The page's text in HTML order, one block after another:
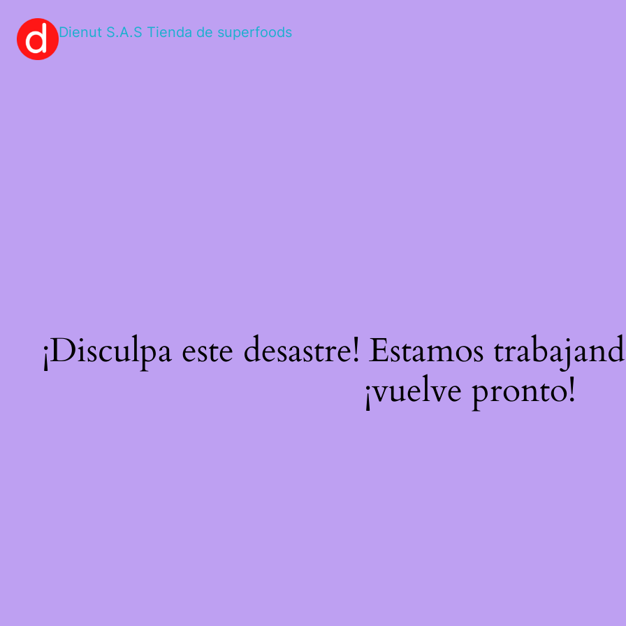
Dienut S.A.S Tienda de superfoods
¡Disculpa este desastre! Estamos
¡vuelve pronto!